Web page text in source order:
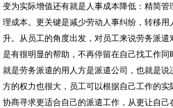
变为实际增值还有就是人事成本降低：精简
理成本。更关键是减少劳动人事纠纷，转移
升。从员工的角度出发，对员工来说劳务派
是有很明显的帮助，不再停留在自己找工作
就是劳务派遣的用人方是派遣公司，也就是
方的权力也很大，员工可以根据自己工作的
协商寻求更适合自己的派遣工作，从更让自